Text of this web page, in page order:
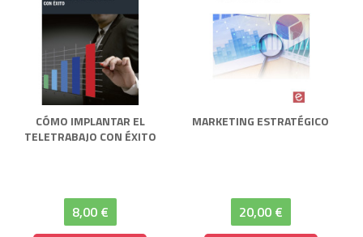
CÓMO IMPLANTAR EL
TELETRABAJO CON ÉXITO
8,00 €
MARKETING ESTRATÉGICO
20,00 €